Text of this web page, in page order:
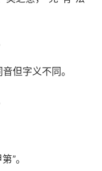
音但字义不同。
”。